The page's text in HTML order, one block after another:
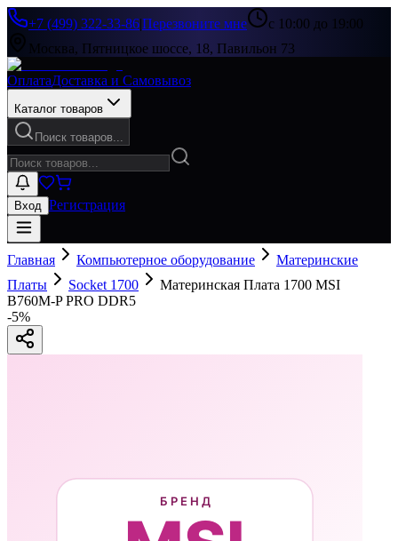
+7 (499) 322-33-86|Перезвоните мне
с 10:00 до 19:00
Москва, Пятницкое шоссе, 18, Павильон 73
ОплатаДоставка и Самовывоз
Каталог товаров
Поиск товаров...
Вход Регистрация
Главная Компьютерное оборудование
Материнские
Платы
Socket 1700
Материнская Плата 1700 MSI
B760M-P PRO DDR5
-5%